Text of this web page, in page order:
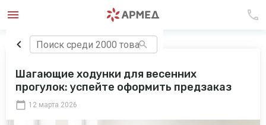
Шагающие ходунки для весенних
прогулок: успейте оформить предзаказ
12 марта 2026